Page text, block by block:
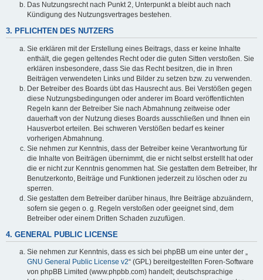
Das Nutzungsrecht nach Punkt 2, Unterpunkt a bleibt auch nach
Kündigung des Nutzungsvertrages bestehen.
3. PFLICHTEN DES NUTZERS
Sie erklären mit der Erstellung eines Beitrags, dass er keine Inhalte
enthält, die gegen geltendes Recht oder die guten Sitten verstoßen. Sie
erklären insbesondere, dass Sie das Recht besitzen, die in Ihren
Beiträgen verwendeten Links und Bilder zu setzen bzw. zu verwenden.
Der Betreiber des Boards übt das Hausrecht aus. Bei Verstößen gegen
diese Nutzungsbedingungen oder anderer im Board veröffentlichten
Regeln kann der Betreiber Sie nach Abmahnung zeitweise oder
dauerhaft von der Nutzung dieses Boards ausschließen und Ihnen ein
Hausverbot erteilen. Bei schweren Verstößen bedarf es keiner
vorherigen Abmahnung.
Sie nehmen zur Kenntnis, dass der Betreiber keine Verantwortung für
die Inhalte von Beiträgen übernimmt, die er nicht selbst erstellt hat oder
die er nicht zur Kenntnis genommen hat. Sie gestatten dem Betreiber, Ihr
Benutzerkonto, Beiträge und Funktionen jederzeit zu löschen oder zu
sperren.
Sie gestatten dem Betreiber darüber hinaus, Ihre Beiträge abzuändern,
sofern sie gegen o. g. Regeln verstoßen oder geeignet sind, dem
Betreiber oder einem Dritten Schaden zuzufügen.
4. GENERAL PUBLIC LICENSE
Sie nehmen zur Kenntnis, dass es sich bei phpBB um eine unter der „
GNU General Public License v2“ (GPL) bereitgestellten Foren-Software
von phpBB Limited (www.phpbb.com) handelt; deutschsprachige